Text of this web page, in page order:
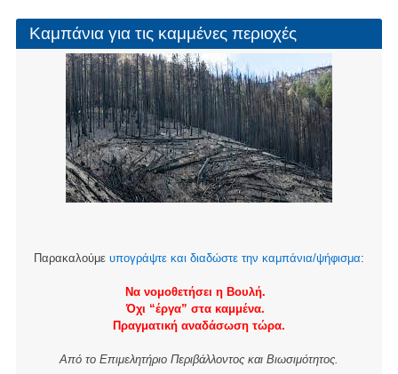
Καμπάνια για τις καμμένες περιοχές
Παρακαλούμε υπογράψτε και διαδώστε την καμπάνια/ψήφισμα:
Να νομοθετήσει η Βουλή.
Όχι “έργα” στα καμμένα.
Πραγματική αναδάσωση τώρα.
Από το Επιμελητήριο Περιβάλλοντος και Βιωσιμότητος.